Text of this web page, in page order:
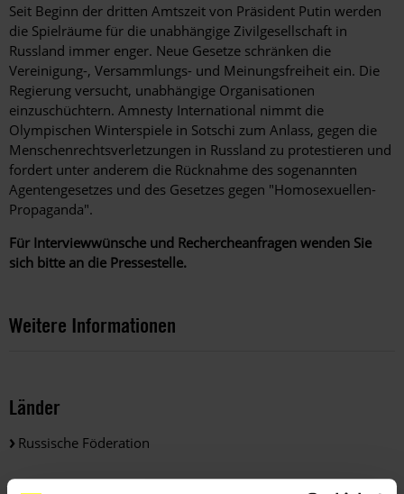
Seit Beginn der dritten Amtszeit von Präsident Putin werden
die Spielräume für die unabhängige Zivilgesellschaft in
Russland immer enger. Neue Gesetze schränken die
Vereinigung-, Versammlungs- und Meinungsfreiheit ein. Die
Regierung versucht, unabhängige Organisationen
einzuschüchtern. Amnesty International nimmt die
Olympischen Winterspiele in Sotschi zum Anlass, gegen die
Menschenrechtsverletzungen in Russland zu protestieren und
fordert unter anderem die Rücknahme des sogenannten
Agentengesetzes und des Gesetzes gegen "Homosexuellen-
Propaganda".
Für Interviewwünsche und Rechercheanfragen wenden Sie
sich bitte an die Pressestelle.
Weitere Informationen
Länder
Russische Föderation